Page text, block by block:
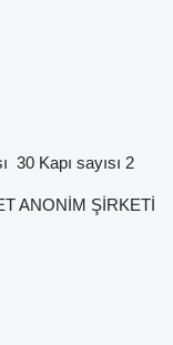
30 Kapı sayısı 2
ANONİM ŞİRKETİ